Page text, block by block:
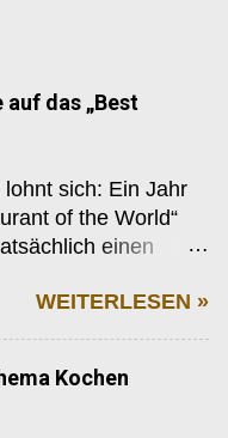
das „Best
sich: Ein Jahr
of the World“
einen
Nachfolger:
Fast ein Jahr
man in ein
WEITERLESEN »
Kochen